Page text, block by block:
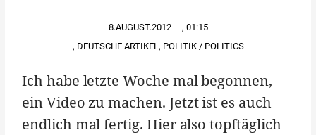
8.AUGUST.2012 , 01:15
, DEUTSCHE ARTIKEL, POLITIK / POLITICS
Ich habe letzte Woche mal begonnen,
ein Video zu machen. Jetzt ist es auch
endlich mal fertig. Hier also topftäglich